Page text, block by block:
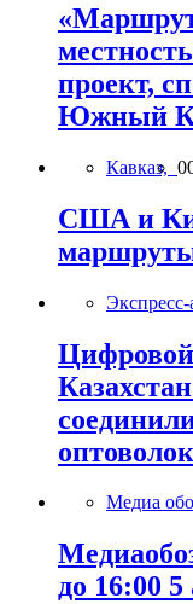
проект,
Южный
Кавказ,
США и
Экспресс-
Медиа
до 16:00 5